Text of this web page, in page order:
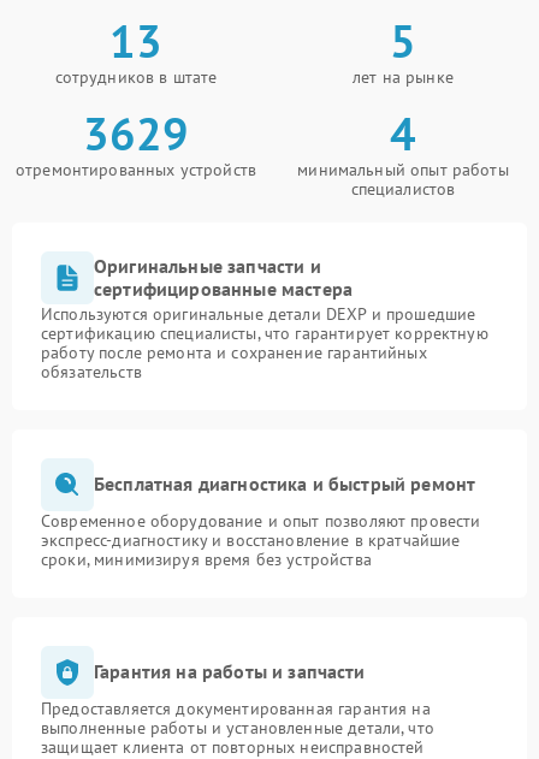
13
сотрудников в штате
5
лет на рынке
3629
отремонтированных устройств
4
минимальный опыт работы
специалистов
Оригинальные запчасти и
сертифицированные мастера
Используются оригинальные детали DEXP и прошедшие
сертификацию специалисты, что гарантирует корректную
работу после ремонта и сохранение гарантийных
обязательств
Бесплатная диагностика и быстрый ремонт
Современное оборудование и опыт позволяют провести
экспресс-диагностику и восстановление в кратчайшие
сроки, минимизируя время без устройства
Гарантия на работы и запчасти
Предоставляется документированная гарантия на
выполненные работы и установленные детали, что
защищает клиента от повторных неисправностей